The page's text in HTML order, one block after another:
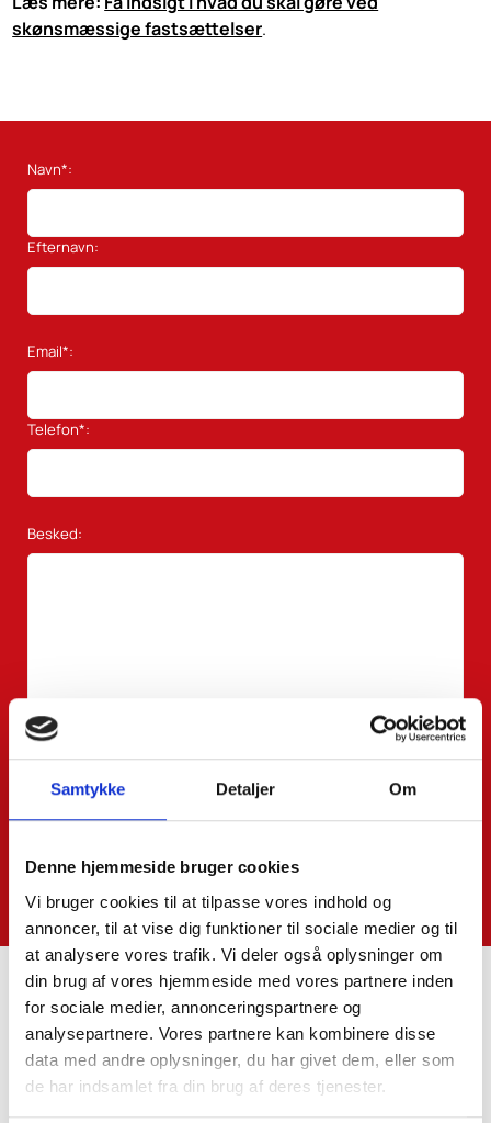
Samtykke Detaljer Om
Denne hjemmeside bruger cookies
Vi bruger cookies til at tilpasse vores indhold og
annoncer, til at vise dig funktioner til sociale medier og til
at analysere vores trafik. Vi deler også oplysninger om
din brug af vores hjemmeside med vores partnere inden
for sociale medier, annonceringspartnere og
analysepartnere. Vores partnere kan kombinere disse
data med andre oplysninger, du har givet dem, eller som
de har indsamlet fra din brug af deres tjenester.
skønsmæssige fastsættelser.
Navn*:
Efternavn:
Email*:
Telefon*:
Besked:
Kontakt os